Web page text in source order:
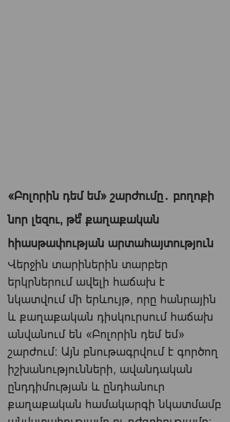
«Բոլորին դեմ եմ» շարժումը․ բողոքի
նոր լեզու, թե՞ քաղաքական
հիասթափության արտահայտություն
Վերջին տարիներին տարբեր
երկրներում ավելի հաճախ է
նկատվում մի երևույթ, որը հանրային
և քաղաքական դիսկուրսում հաճախ
անվանում են «Բոլորին դեմ եմ»
շարժում։ Այն բնութագրվում է գործող
իշխանությունների, ավանդական
ընդդիմության և ընդհանուր
քաղաքական համակարգի նկատմամբ